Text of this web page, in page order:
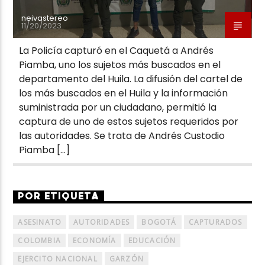
neivastereo
11/20/2023
La Policía capturó en el Caquetá a Andrés
Piamba, uno los sujetos más buscados en el
departamento del Huila. La difusión del cartel de
los más buscados en el Huila y la información
suministrada por un ciudadano, permitió la
captura de uno de estos sujetos requeridos por
las autoridades. Se trata de Andrés Custodio
Piamba […]
POR ETIQUETA
ASESINATO AUTORIDADES BOGOTÁ
CAPTURADOS
COLOMBIA
ECONOMÍA
EDUCACIÓN
EJERCITO NACIONAL
GARZÓN